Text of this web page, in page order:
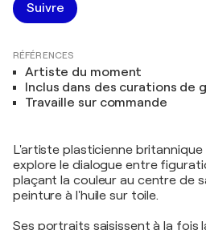
Suivre
RÉFÉRENCES
Artiste du moment
Inclus dans des curations de
Travaille sur commande
L'artiste plasticienne
explore le dialogue entre
plaçant la couleur au centre de
peinture à l'huile sur toile.
Ses portraits saisissent à la fois